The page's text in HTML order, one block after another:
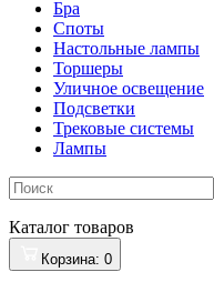
Бра
Споты
Настольные лампы
Торшеры
Уличное освещение
Подсветки
Трековые системы
Лампы
Каталог товаров
Корзина: 0